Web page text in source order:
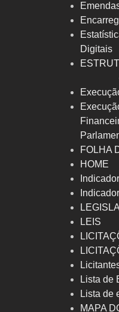
Digitais
FOLHA
HOME
LEIS
Lista de
Lista de
MAPA